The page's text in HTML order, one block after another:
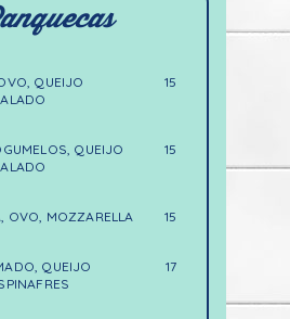
QUEIJO
15
QUEIJO
15
OVO, MOZZARELLA 15
QUEIJO
17